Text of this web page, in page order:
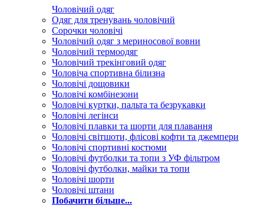
Чоловічий одяг
Одяг для тренувань чоловічий
Сорочки чоловічі
Чоловічий одяг з мериносової вовни
Чоловічий термоодяг
Чоловічий трекінговий одяг
Чоловіча спортивна білизна
Чоловічі дощовики
Чоловічі комбінезони
Чоловічі куртки, пальта та безрукавки
Чоловічі легінси
Чоловічі плавки та шорти для плавання
Чоловічі світшоти, флісові кофти та джемпери
Чоловічі спортивні костюми
Чоловічі футболки та топи з УФ фільтром
Чоловічі футболки, майки та топи
Чоловічі шорти
Чоловічі штани
Побачити більше...